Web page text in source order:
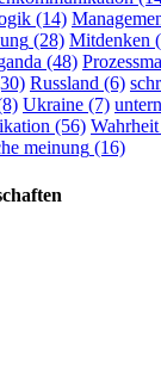
(14)
(28) Mitdenken
(48)
Russland (6)
Ukraine (7)
(56) Wahrheit
meinung (16)